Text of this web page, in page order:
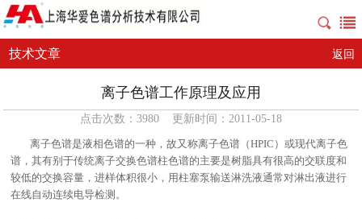
技术文章 返回
离子色谱工作原理及应用
点击次数：3980 更新时间：2011-05-18
离子色谱是液相色谱的一种，故又称离子色谱（HPIC）或现代离子色
谱，其有别于传统离子交换色谱柱色谱的主要是树脂具有很高的交联度和
较低的交换容量，进样体积很小，用柱塞泵输送淋洗液通常对淋出液进行
在线自动连续电导检测。